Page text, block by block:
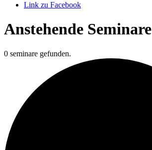
Link zu Facebook
Anstehende Seminare
0 seminare gefunden.